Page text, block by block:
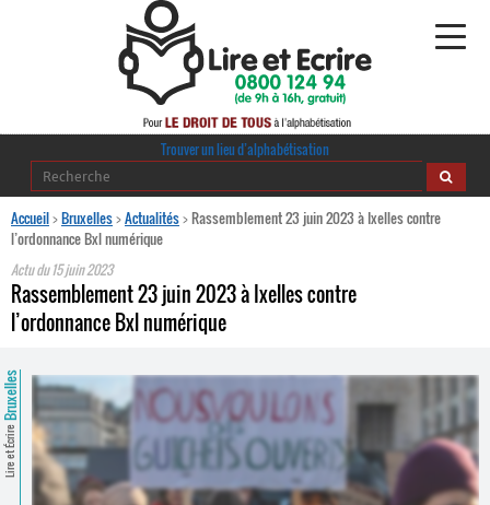
Alphabétisation
Ressources pédagogiques
Espace presse
Contacts
Trouver un lieu d’alphabétisation
Accueil>Bruxelles>Actualités>Rassemblement 23 juin 2023 à Ixelles contre
l’ordonnance Bxl numérique
Actu du15 juin 2023
Rassemblement 23 juin 2023 à Ixelles contre
l’ordonnance Bxl numérique
Lire et Écrire
Bruxelles